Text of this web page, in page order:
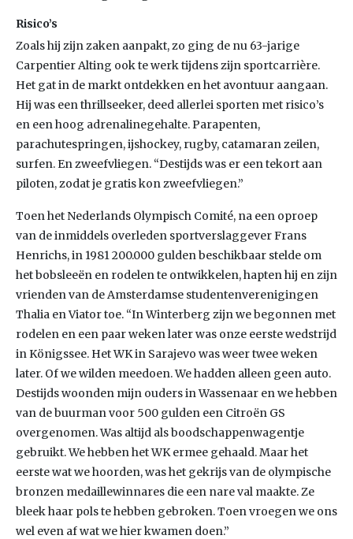
Risico’s
Zoals hij zijn zaken aanpakt, zo ging de nu 63-jarige
Carpentier Alting ook te werk tijdens zijn sportcarrière.
Het gat in de markt ontdekken en het avontuur aangaan.
Hij was een thrillseeker, deed allerlei sporten met risico’s
en een hoog adrenalinegehalte. Parapenten,
parachutespringen, ijshockey, rugby, catamaran zeilen,
surfen. En zweefvliegen. “Destijds was er een tekort aan
piloten, zodat je gratis kon zweefvliegen.”
Toen het Nederlands Olympisch Comité, na een oproep
van de inmiddels overleden sportverslaggever Frans
Henrichs, in 1981 200.000 gulden beschikbaar stelde om
het bobsleeën en rodelen te ontwikkelen, hapten hij en zijn
vrienden van de Amsterdamse studentenverenigingen
Thalia en Viator toe. “In Winterberg zijn we begonnen met
rodelen en een paar weken later was onze eerste wedstrijd
in Königssee. Het WK in Sarajevo was weer twee weken
later. Of we wilden meedoen. We hadden alleen geen auto.
Destijds woonden mijn ouders in Wassenaar en we hebben
van de buurman voor 500 gulden een Citroën GS
overgenomen. Was altijd als boodschappenwagentje
gebruikt. We hebben het WK ermee gehaald. Maar het
eerste wat we hoorden, was het gekrijs van de olympische
bronzen medaillewinnares die een nare val maakte. Ze
bleek haar pols te hebben gebroken. Toen vroegen we ons
wel even af wat we hier kwamen doen.”